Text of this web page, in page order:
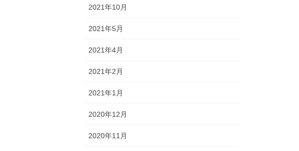
2021年10月
2021年5月
2021年4月
2021年2月
2021年1月
2020年12月
2020年11月